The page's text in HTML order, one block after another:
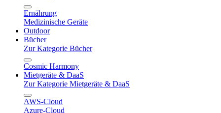
Ernährung
Medizinische Geräte
Outdoor
Bücher
Zur Kategorie Bücher
Cosmic Harmony
Mietgeräte & DaaS
Zur Kategorie Mietgeräte & DaaS
AWS-Cloud
Azure-Cloud